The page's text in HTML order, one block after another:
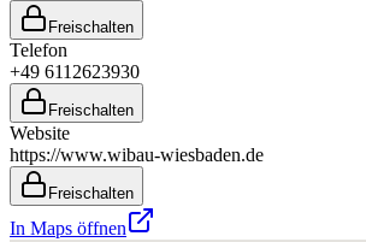
Freischalten
Telefon
+49 6112623930
Freischalten
Website
https://www.wibau-wiesbaden.de
Freischalten
In Maps öffnen